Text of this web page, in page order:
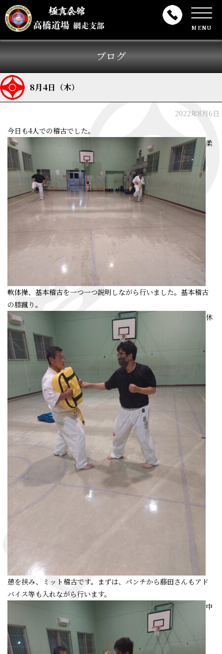
MENU
ブログ
8月4日（木）
2022年8月6日
今日も4人での稽古でした。
柔
軟体操、基本稽古を一つ一つ説明しながら行いました。基本稽古
の膝蹴り。
休
憩を挟み、ミット稽古です。まずは、パンチから藤田さんもアド
バイス等も入れながら行います。
中